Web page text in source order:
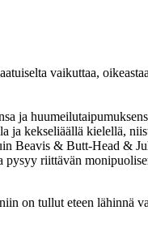
vaikuttaa,
ja
kekseliäällä kielellä,
Beavis & Butt-Head &
riittävän
on tullut eteen lähinnä